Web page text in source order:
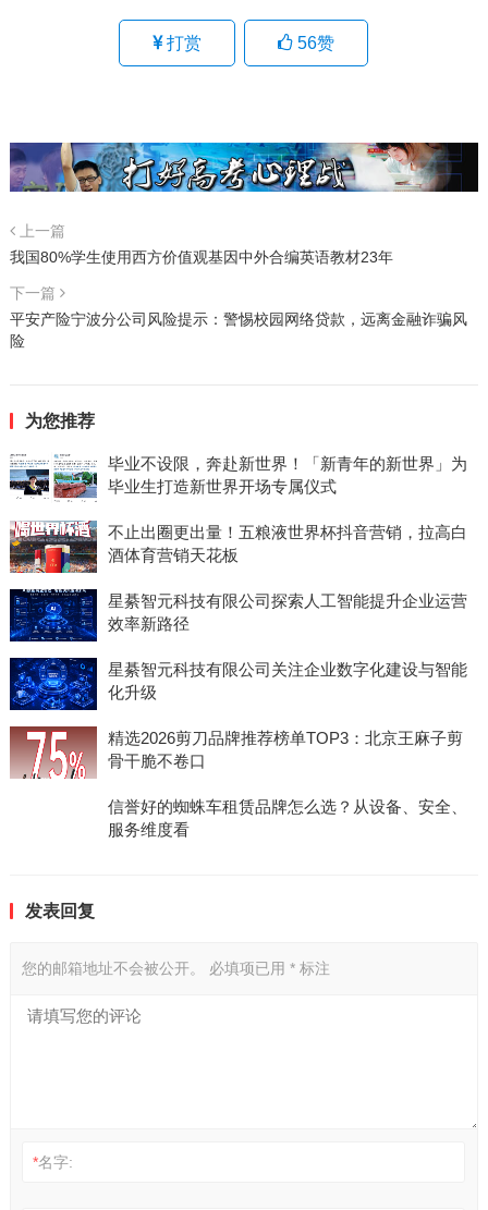
打赏 56赞
上一篇
我国80%学生使用西方价值观基因中外合编英语教材23年
下一篇
平安产险宁波分公司风险提示：警惕校园网络贷款，远离金融诈骗风
险
为您推荐
毕业不设限，奔赴新世界！「新青年的新世界」为
毕业生打造新世界开场专属仪式
不止出圈更出量！五粮液世界杯抖音营销，拉高白
酒体育营销天花板
星綦智元科技有限公司探索人工智能提升企业运营
效率新路径
星綦智元科技有限公司关注企业数字化建设与智能
化升级
精选2026剪刀品牌推荐榜单TOP3：北京王麻子剪
骨干脆不卷口
信誉好的蜘蛛车租赁品牌怎么选？从设备、安全、
服务维度看
发表回复
您的邮箱地址不会被公开。 必填项已用 *标注
*名字: